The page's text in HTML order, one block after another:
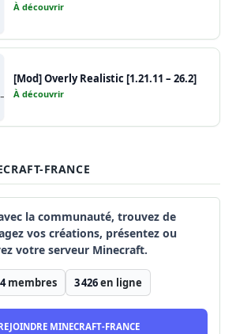
À découvrir
[Mod] Overly Realistic [1.21.11 – 26.2]
À découvrir
FRANCE
la communauté, trouvez de
vos créations, présentez ou
votre serveur Minecraft.
membres 3 426en ligne
MINECRAFT-FRANCE